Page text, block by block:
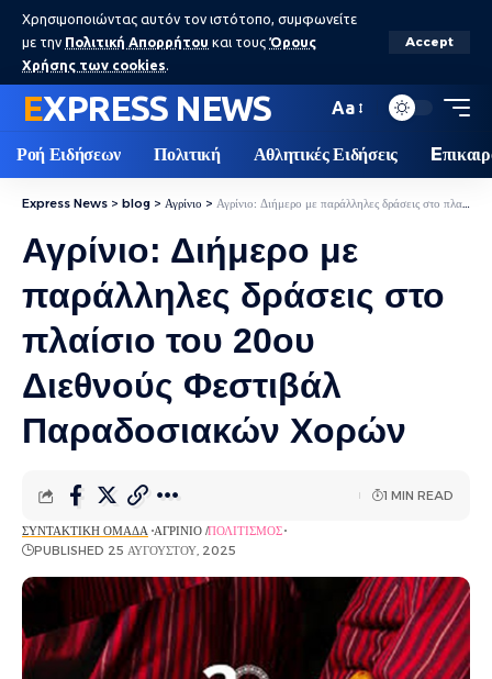
Χρησιμοποιώντας αυτόν τον ιστότοπο, συμφωνείτε
με την Πολιτική Απορρήτου και τους Όρους
Χρήσης των cookies.
Accept
EXPRESS NEWS Aa
Ροή Ειδήσεων Πολιτική Αθλητικές Ειδήσεις
Express News > blog > Αγρίνιο > Αγρίνιο: Διήμερο με παράλληλες δράσεις στο πλαίσιο του 20ου Διεθνούς Φεστιβάλ Παραδοσιακών Χορών
Αγρίνιο: Διήμερο με
παράλληλες δράσεις στο
πλαίσιο του 20ου
Διεθνούς Φεστιβάλ
Παραδοσιακών Χορών
ΣΥΝΤΑΚΤΙΚΉ ΟΜΆΔΑ ΑΓΡΊΝΙΟ ΠΟΛΙΤΙΣΜΌΣ
PUBLISHED 25 ΑΥΓΟΎΣΤΟΥ, 2025
1 MIN READ